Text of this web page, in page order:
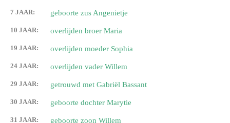
7 JAAR: geboorte zus Angenietje
10 JAAR: overlijden broer Maria
19 JAAR: overlijden moeder Sophia
24 JAAR: overlijden vader Willem
29 JAAR: getrouwd met Gabriël Bassant
30 JAAR: geboorte dochter Marytie
31 JAAR: geboorte zoon Willem